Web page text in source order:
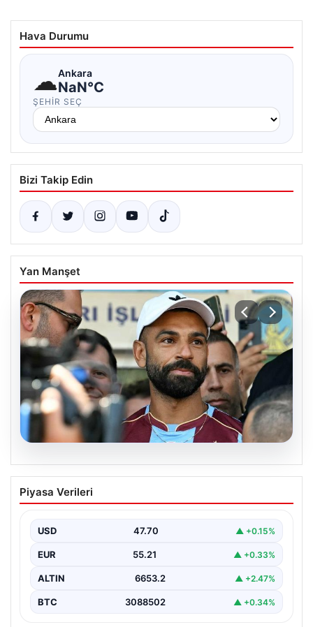
Hava Durumu
☁Ankara
NaN°C
ŞEHIR SEÇ
Bizi Takip Edin
Yan Manşet
06.08.2026
Salah’ın Trabzonspor tercihi sonrası
olay sözler! “Onu orada görünce…”
Piyasa Verileri
USD 47.70 ▲ +0.15%
EUR 55.21 ▲ +0.33%
ALTIN 6653.2 ▲ +2.47%
BTC 3088502 ▲ +0.34%